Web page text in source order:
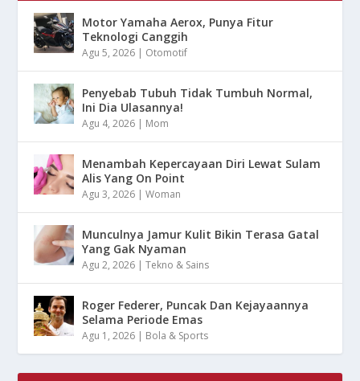
Motor Yamaha Aerox, Punya Fitur
Teknologi Canggih
Agu 5, 2026 | Otomotif
Penyebab Tubuh Tidak Tumbuh Normal,
Ini Dia Ulasannya!
Agu 4, 2026 | Mom
Menambah Kepercayaan Diri Lewat Sulam
Alis Yang On Point
Agu 3, 2026 |Woman
Munculnya Jamur Kulit Bikin Terasa Gatal
Yang Gak Nyaman
Agu 2, 2026 |Tekno & Sains
Roger Federer, Puncak Dan Kejayaannya
Selama Periode Emas
Agu 1, 2026 | Bola & Sports